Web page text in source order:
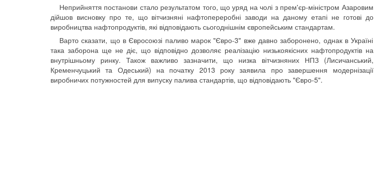
Неприйняття постанови стало результатом того, що уряд на чолі з прем'єр-міністром Азаровим
дійшов висновку про те, що вітчизняні нафтопереробні заводи на даному етапі не готові до
виробництва нафтопродуктів, які відповідають сьогоднішнім європейським стандартам.
Варто сказати, що в Євросоюзі паливо марок "Євро-3" вже давно заборонено, однак в Україні
така заборона ще не діє, що відповідно дозволяє реалізацію низькоякісних нафтопродуктів на
внутрішньому ринку. Також важливо зазначити, що низка вітчизняних НПЗ (Лисичанський,
Кременчуцький та Одеський) на початку 2013 року заявила про завершення модернізації
виробничих потужностей для випуску палива стандартів, що відповідають "Євро-5".